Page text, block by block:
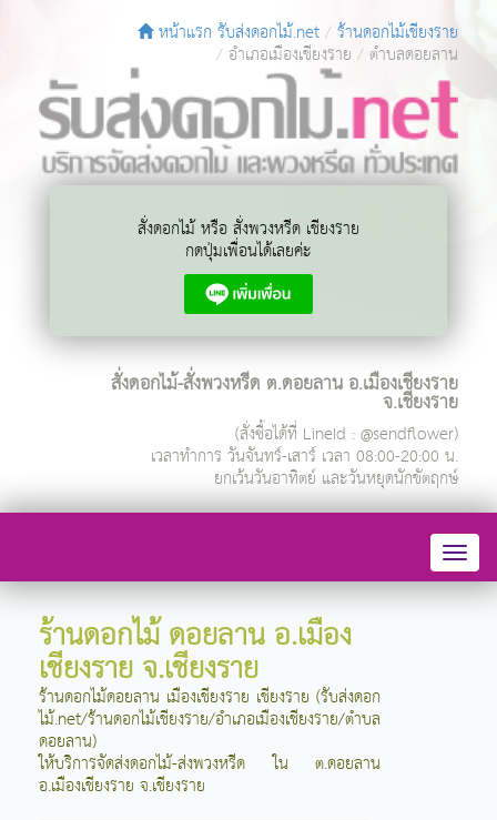
หน้าแรก รับส่งดอกไม้.net ร้านดอกไม้เชียงราย
อำเภอเมืองเชียงราย ตำบลดอยลาน
สั่งดอกไม้ หรือ สั่งพวงหรีด เชียงราย
กดปุ่มเพื่อนได้เลยค่ะ
สั่งดอกไม้-สั่งพวงหรีด ต.ดอยลาน อ.เมืองเชียงราย
จ.เชียงราย
(สั่งซื้อได้ที่ LineId : @sendflower)
เวลาทำการ วันจันทร์-เสาร์ เวลา 08:00-20:00 น.
ยกเว้นวันอาทิตย์ และวันหยุดนักขัตฤกษ์
ร้านดอกไม้ ดอยลาน อ.เมือง
เชียงราย จ.เชียงราย
ร้านดอกไม้ดอยลาน เมืองเชียงราย เชียงราย (รับส่งดอก
ไม้.net/ร้านดอกไม้เชียงราย/อำเภอเมืองเชียงราย/ตำบล
ดอยลาน)
ให้บริการจัดส่งดอกไม้-ส่งพวงหรีด ใน ต.ดอยลาน
อ.เมืองเชียงราย จ.เชียงราย